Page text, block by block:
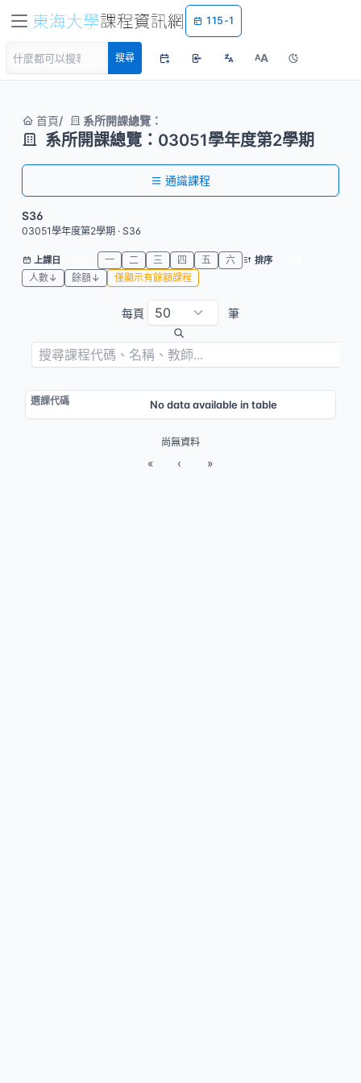
115-1
搜尋 AA
首頁 系所開課總覽：
系所開課總覽：03051學年度第2學期
通識課程
S36
03051學年度第2學期 · S36
上課日 一 二 三 四 五 六 排序
人數↓
餘額↓ 僅顯示有餘額課程
每頁 筆
No data available in table
尚無資料
« ‹ »